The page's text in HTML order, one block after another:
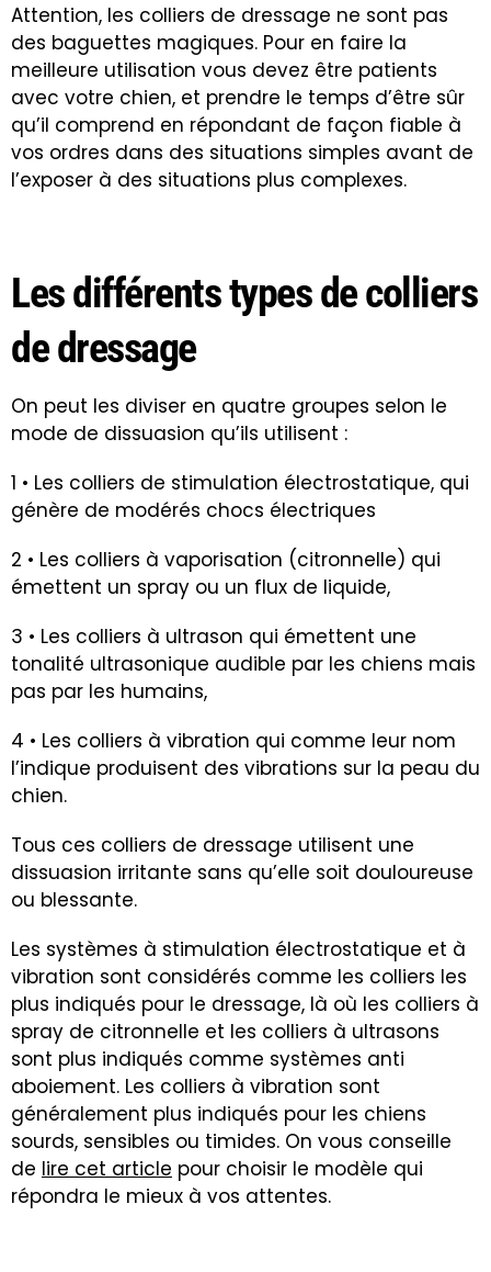
Attention, les colliers de dressage ne sont pas
des baguettes magiques. Pour en faire la
meilleure utilisation vous devez être patients
avec votre chien, et prendre le temps d’être sûr
qu’il comprend en répondant de façon fiable à
vos ordres dans des situations simples avant de
l’exposer à des situations plus complexes.
Les différents types de colliers
de dressage
On peut les diviser en quatre groupes selon le
mode de dissuasion qu’ils utilisent :
1 • Les colliers de stimulation électrostatique, qui
génère de modérés chocs électriques
2 • Les colliers à vaporisation (citronnelle) qui
émettent un spray ou un flux de liquide,
3 • Les colliers à ultrason qui émettent une
tonalité ultrasonique audible par les chiens mais
pas par les humains,
4 • Les colliers à vibration qui comme leur nom
l’indique produisent des vibrations sur la peau du
chien.
Tous ces colliers de dressage utilisent une
dissuasion irritante sans qu’elle soit douloureuse
ou blessante.
Les systèmes à stimulation électrostatique et à
vibration sont considérés comme les colliers les
plus indiqués pour le dressage, là où les colliers à
spray de citronnelle et les colliers à ultrasons
sont plus indiqués comme systèmes anti
aboiement. Les colliers à vibration sont
généralement plus indiqués pour les chiens
sourds, sensibles ou timides. On vous conseille
de lire cet article pour choisir le modèle qui
répondra le mieux à vos attentes.